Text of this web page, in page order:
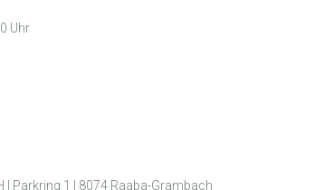
Uhr
Parkring 1 | 8074 Raaba-Grambach